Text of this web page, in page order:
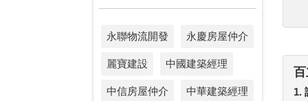
永聯物流開發 永慶房屋仲介
麗寶建設 中國建築經理
中信房屋仲介 中華建築經理
1.